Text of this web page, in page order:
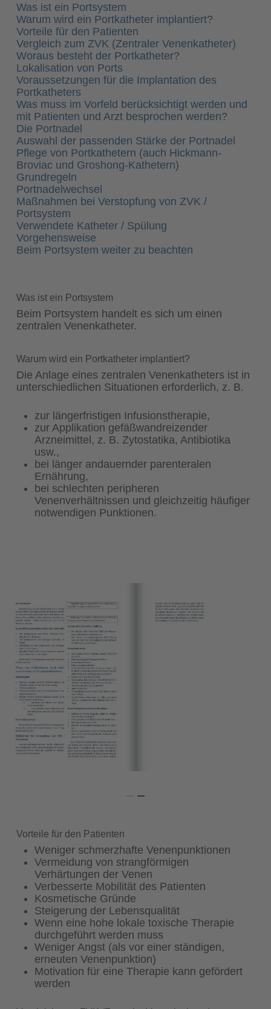
Was ist ein Portsystem
Warum wird ein Portkatheter implantiert?
Vorteile für den Patienten
Vergleich zum ZVK (Zentraler Venenkatheter)
Woraus besteht der Portkatheter?
Lokalisation von Ports
Voraussetzungen für die Implantation des
Portkatheters
Was muss im Vorfeld berücksichtigt werden und
mit Patienten und Arzt besprochen werden?
Die Portnadel
Auswahl der passenden Stärke der Portnadel
Pflege von Portkathetern (auch Hickmann-
Broviac und Groshong-Kathetern)
Grundregeln
Portnadelwechsel
Maßnahmen bei Verstopfung von ZVK /
Portsystem
Verwendete Katheter / Spülung
Vorgehensweise
Beim Portsystem weiter zu beachten
Was ist ein Portsystem
Beim Portsystem handelt es sich um einen
zentralen Venenkatheter.
Warum wird ein Portkatheter implantiert?
Die Anlage eines zentralen Venenkatheters ist in
unterschiedlichen Situationen erforderlich, z. B.
zur längerfristigen Infusionstherapie,
zur Applikation gefäßwandreizender
Arzneimittel, z. B. Zytostatika, Antibiotika
usw.,
bei länger andauernder parenteralen
Ernährung,
bei schlechten peripheren
Venenverhältnissen und gleichzeitig häufiger
notwendigen Punktionen.
Vorteile für den Patienten
Weniger schmerzhafte Venenpunktionen
Vermeidung von strangförmigen
Verhärtungen der Venen
Verbesserte Mobilität des Patienten
Kosmetische Gründe
Steigerung der Lebensqualität
Wenn eine hohe lokale toxische Therapie
durchgeführt werden muss
Weniger Angst (als vor einer ständigen,
erneuten Venenpunktion)
Motivation für eine Therapie kann gefördert
werden